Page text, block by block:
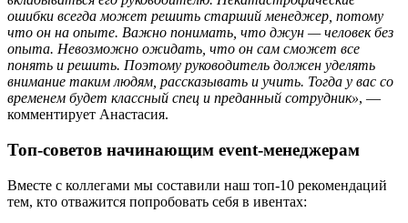
ошибки всегда может решить старший менеджер, потому
что он на опыте. Важно понимать, что джун — человек без
опыта. Невозможно ожидать, что он сам сможет все
понять и решить. Поэтому руководитель должен уделять
внимание таким людям, рассказывать и учить. Тогда у вас со
временем будет классный спец и преданный сотрудник», —
комментирует Анастасия.
Топ-советов начинающим event-менеджерам
Вместе с коллегами мы составили наш топ-10 рекомендаций
тем, кто отважится попробовать себя в ивентах: